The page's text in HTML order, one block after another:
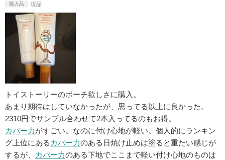
購入品 現品
トイストーリーのポーチ欲しさに購入。
あまり期待はしていなかったが、思ってる以上に良かった。
2310円でサンプル合わせて2本入ってるのもお得。
カバー力がすごい。なのに付け心地が軽い。個人的にランキン
グ上位にある カバー力のある日焼け止めは塗ると重たい感じが
するが、
カバー力のある下地でここまで軽い付け心地のものは